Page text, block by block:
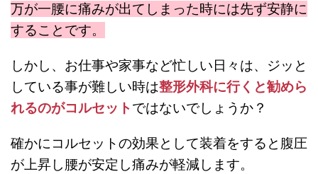
万が一腰に痛みが出てしまった時には先ず安静に
することです。
しかし、お仕事や家事など忙しい日々は、ジッと
している事が難しい時は整形外科に行くと勧めら
れるのがコルセットではないでしょうか？
確かにコルセットの効果として装着をすると腹圧
が上昇し腰が安定し痛みが軽減します。